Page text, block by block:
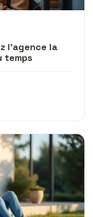
l’agence la
temps